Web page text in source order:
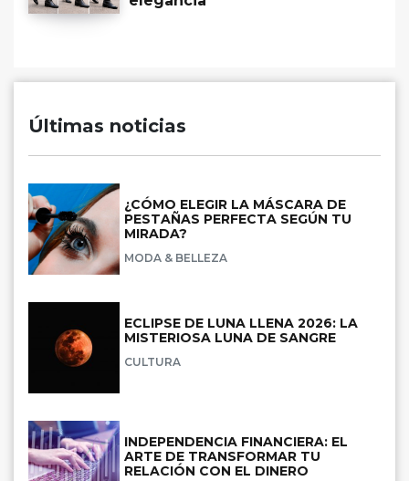
Últimas noticias
¿CÓMO ELEGIR LA MÁSCARA DE
PESTAÑAS PERFECTA SEGÚN TU
MIRADA?
MODA & BELLEZA
ECLIPSE DE LUNA LLENA 2026: LA
MISTERIOSA LUNA DE SANGRE
CULTURA
INDEPENDENCIA FINANCIERA: EL
ARTE DE TRANSFORMAR TU
RELACIÓN CON EL DINERO